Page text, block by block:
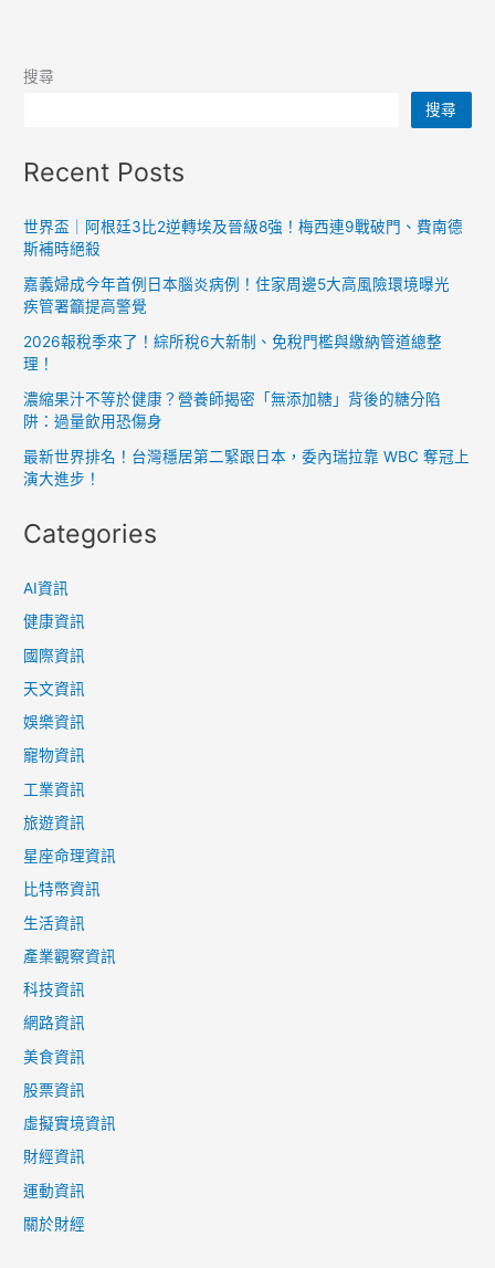
搜尋
搜尋
Recent Posts
世界盃｜阿根廷3比2逆轉埃及晉級8強！梅西連9戰破門、費南德
斯補時絕殺
嘉義婦成今年首例日本腦炎病例！住家周邊5大高風險環境曝光
疾管署籲提高警覺
2026報稅季來了！綜所稅6大新制、免稅門檻與繳納管道總整
理！
濃縮果汁不等於健康？營養師揭密「無添加糖」背後的糖分陷
阱：過量飲用恐傷身
最新世界排名！台灣穩居第二緊跟日本，委內瑞拉靠 WBC 奪冠上
演大進步！
Categories
AI資訊
健康資訊
國際資訊
天文資訊
娛樂資訊
寵物資訊
工業資訊
旅遊資訊
星座命理資訊
比特幣資訊
生活資訊
產業觀察資訊
科技資訊
網路資訊
美食資訊
股票資訊
虛擬實境資訊
財經資訊
運動資訊
關於財經